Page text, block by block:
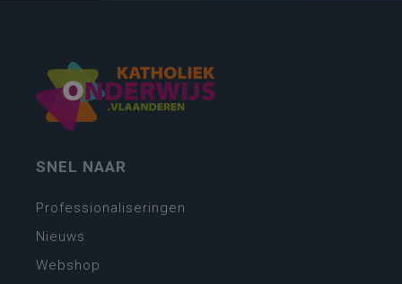
SNEL NAAR
Professionaliseringen
Nieuws
Webshop